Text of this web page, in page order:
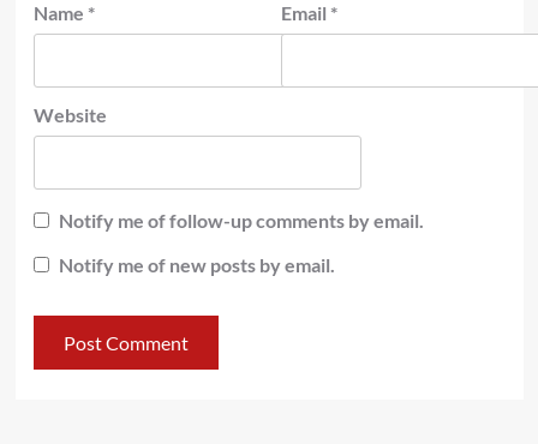
Name * Email *
Website
Notify me of follow-up comments by email.
Notify me of new posts by email.